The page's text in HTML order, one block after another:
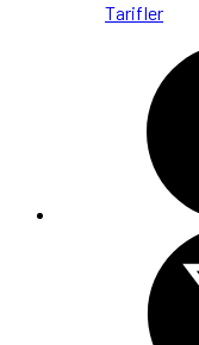
Tarifler